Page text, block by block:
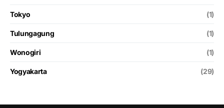
Tokyo (1)
Tulungagung (1)
Wonogiri (1)
Yogyakarta (29)